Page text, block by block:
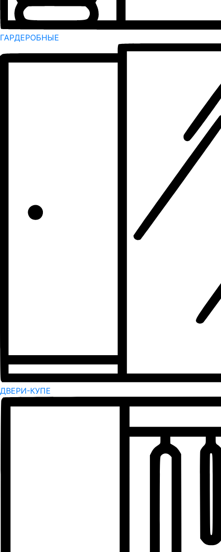
ГАРДЕРОБНЫЕ
ДВЕРИ-КУПЕ